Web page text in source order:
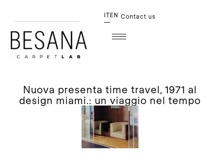
IT EN Contact us
nuova presenta time travel, 1971 al
design miami.: un viaggio nel tempo